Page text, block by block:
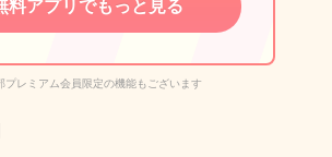
料アプリでもっと見る
プレミアム会員限定の機能もございます